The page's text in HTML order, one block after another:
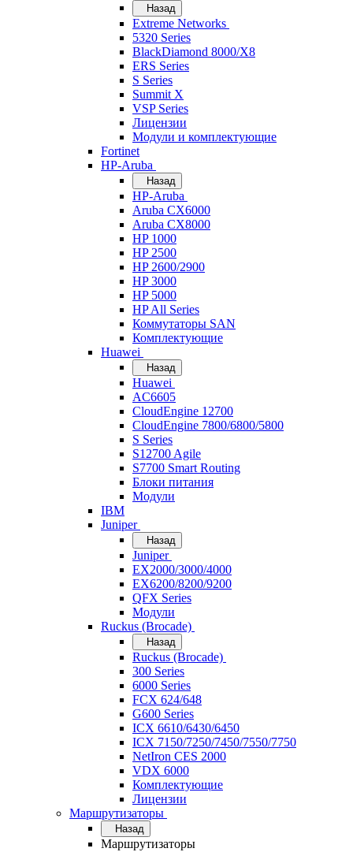
Назад
Extreme Networks
5320 Series
BlackDiamond 8000/X8
ERS Series
S Series
Summit X
VSP Series
Лицензии
Модули и комплектующие
Fortinet
HP-Aruba
Назад
HP-Aruba
Aruba CX6000
Aruba CX8000
HP 1000
HP 2500
HP 2600/2900
HP 3000
HP 5000
HP All Series
Коммутаторы SAN
Комплектующие
Huawei
Назад
Huawei
AC6605
CloudEngine 12700
CloudEngine 7800/6800/5800
S Series
S12700 Agile
S7700 Smart Routing
Блоки питания
Модули
IBM
Juniper
Назад
Juniper
EX2000/3000/4000
EX6200/8200/9200
QFX Series
Модули
Ruckus (Brocade)
Назад
Ruckus (Brocade)
300 Series
6000 Series
FCX 624/648
G600 Series
ICX 6610/6430/6450
ICX 7150/7250/7450/7550/7750
NetIron CES 2000
VDX 6000
Комплектующие
Лицензии
Маршрутизаторы
Назад
Маршрутизаторы